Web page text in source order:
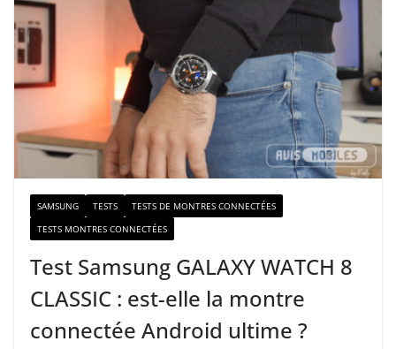
r
e
e
m
i
SAMSUNG TESTS
TESTS DE MONTRES CONNECTÉES
TESTS MONTRES CONNECTÉES
Test Samsung GALAXY WATCH 8
CLASSIC : est-elle la montre
connectée Android ultime ?